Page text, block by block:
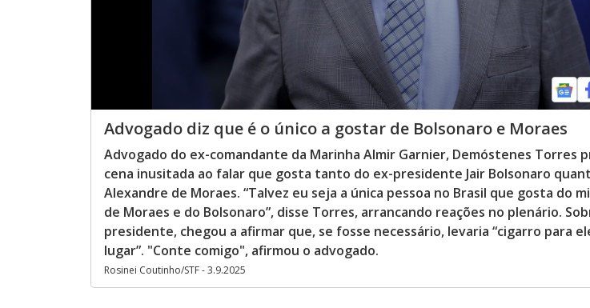
Advogado diz que é o único a gostar de Bolsonaro e Moraes
Advogado do ex-comandante da Marinha Almir Garnier, Demóstenes Torres
cena inusitada ao falar que gosta tanto do ex-presidente Jair Bolsonaro
Alexandre de Moraes. “Talvez eu seja a única pessoa no Brasil que gosta do
de Moraes e do Bolsonaro”, disse Torres, arrancando reações no plenário.
presidente, chegou a afirmar que, se fosse necessário, levaria “cigarro para
lugar”. "Conte comigo", afirmou o advogado.
Rosinei Coutinho/STF - 3.9.2025